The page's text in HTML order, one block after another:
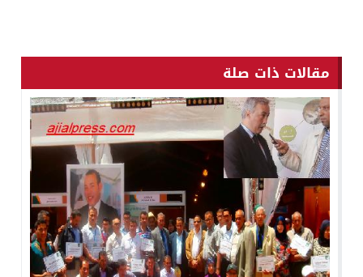
مقالات ذات صلة